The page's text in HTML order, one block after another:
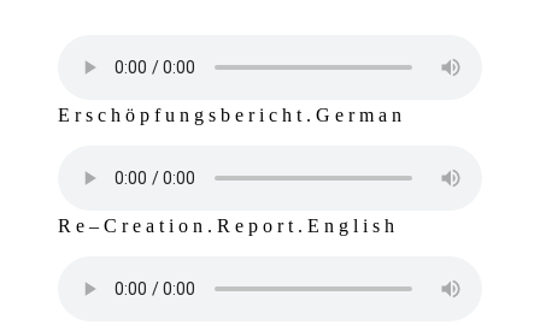
E r s c h ö p f u n g s b e r i c h t . G e r m a n
R e – C r e a t i o n . R e p o r t . E n g l i s h